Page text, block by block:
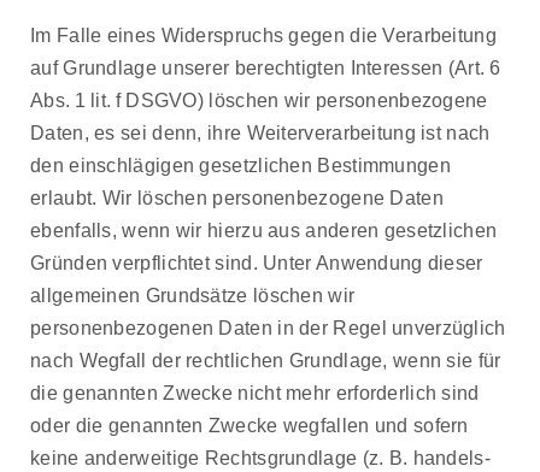
Im Falle eines Widerspruchs gegen die Verarbeitung
auf Grundlage unserer berechtigten Interessen (Art. 6
Abs. 1 lit. f DSGVO) löschen wir personenbezogene
Daten, es sei denn, ihre Weiterverarbeitung ist nach
den einschlägigen gesetzlichen Bestimmungen
erlaubt. Wir löschen personenbezogene Daten
ebenfalls, wenn wir hierzu aus anderen gesetzlichen
Gründen verpflichtet sind. Unter Anwendung dieser
allgemeinen Grundsätze löschen wir
personenbezogenen Daten in der Regel unverzüglich
nach Wegfall der rechtlichen Grundlage, wenn sie für
die genannten Zwecke nicht mehr erforderlich sind
oder die genannten Zwecke wegfallen und sofern
keine anderweitige Rechtsgrundlage (z. B. handels-